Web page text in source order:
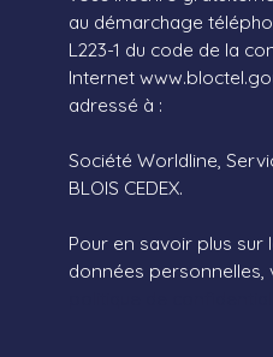
au démarchage
L223-1 du code de la
Internet
adressé à :
Société Worldline,
BLOIS CEDEX.
Pour en savoir plus
données personnelles,